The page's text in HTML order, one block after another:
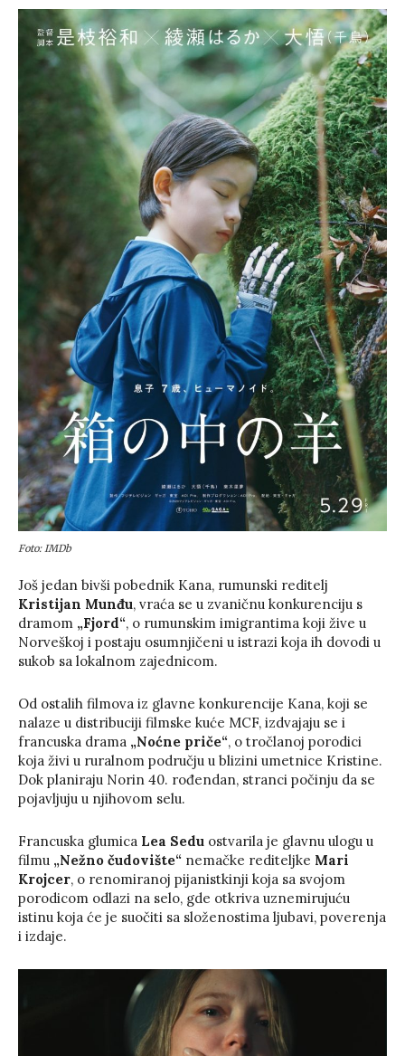
Foto: IMDb
Još jedan bivši pobednik Kana, rumunski reditelj
Kristijan Munđu, vraća se u zvaničnu konkurenciju s
dramom „Fjord“, o rumunskim imigrantima koji žive u
Norveškoj i postaju osumnjičeni u istrazi koja ih dovodi u
sukob sa lokalnom zajednicom.
Od ostalih filmova iz glavne konkurencije Kana, koji se
nalaze u distribuciji filmske kuće MCF, izdvajaju se i
francuska drama „Noćne priče“, o tročlanoj porodici
koja živi u ruralnom području u blizini umetnice Kristine.
Dok planiraju Norin 40. rođendan, stranci počinju da se
pojavljuju u njihovom selu.
Francuska glumica Lea Sedu ostvarila je glavnu ulogu u
filmu „Nežno čudovište“ nemačke rediteljke Mari
Krojcer, o renomiranoj pijanistkinji koja sa svojom
porodicom odlazi na selo, gde otkriva uznemirujuću
istinu koja će je suočiti sa složenostima ljubavi, poverenja
i izdaje.